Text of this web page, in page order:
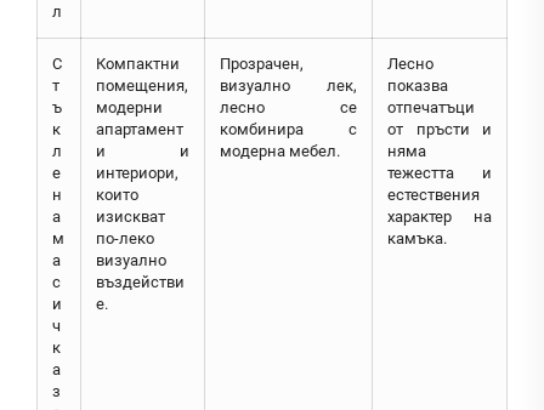
л
С
т
ъ
к
л
е
н
а
м
а
с
и
ч
к
а
з
Компактни
помещения,
модерни
апартамент
и и
интериори,
които
изискват
по-леко
визуално
въздействи
е.
Прозрачен,
визуално лек,
лесно се
комбинира с
модерна мебел.
Лесно
показва
отпечатъци
от пръсти и
няма
тежестта и
естествения
характер на
камъка.